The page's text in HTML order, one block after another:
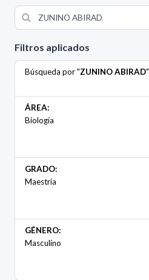
Filtros aplicados
Búsqueda por "ZUNINO ABIRAD"
ÁREA:
Biología
GRADO:
Maestría
GÉNERO:
Masculino